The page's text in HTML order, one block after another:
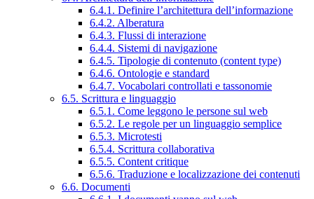
6.4.1. Definire l’architettura dell’informazione
6.4.2. Alberatura
6.4.3. Flussi di interazione
6.4.4. Sistemi di navigazione
6.4.5. Tipologie di contenuto (content type)
6.4.6. Ontologie e standard
6.4.7. Vocabolari controllati e tassonomie
6.5. Scrittura e linguaggio
6.5.1. Come leggono le persone sul web
6.5.2. Le regole per un linguaggio semplice
6.5.3. Microtesti
6.5.4. Scrittura collaborativa
6.5.5. Content critique
6.5.6. Traduzione e localizzazione dei contenuti
6.6. Documenti